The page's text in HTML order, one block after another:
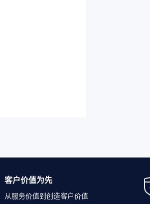
客户价值为先
从服务价值到创造客户价值